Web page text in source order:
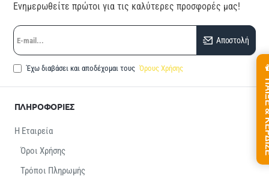
Ενημερωθείτε πρώτοι για τις καλύτερες προσφορές μας!
E-
mail...
Αποστολή
Έχω διαβάσει και αποδέχομαι τους Όρους Χρήσης
ΠΛΗΡΟΦΟΡΙΕΣ
Η Εταιρεία
Όροι Χρήσης
Τρόποι Πληρωμής